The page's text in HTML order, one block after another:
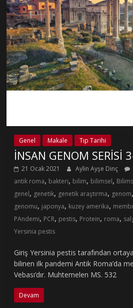
Genel Makale Tıp Tarihi
İNSAN GENOM SERİSİ
21 Ocak 2021 Aylin Ayşe Dinç
antik roma, bakteri, bilim, bilimsel,
genel, genetik, genetik araştırma, genom,
genomu, japonya, kuzey amerika,
PAndemi, PCR, pestis, Protein, roma,
Yersinia pestis
Giriş Yersinia pestis tarafından
bilinen ilk pandemi Antik Roma’da
Vebası’dır. Muhtemelen MS. 532
Devam